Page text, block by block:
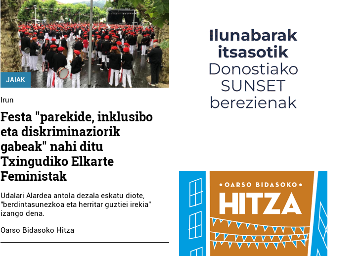
JAIAK
Irun
Festa "parekide, inklusibo
eta diskriminaziorik
gabeak" nahi ditu
Txingudiko Elkarte
Feministak
Udalari Alardea antola dezala eskatu diote,
"berdintasunezkoa eta herritar guztiei irekia"
izango dena.
Oarso Bidasoko Hitza